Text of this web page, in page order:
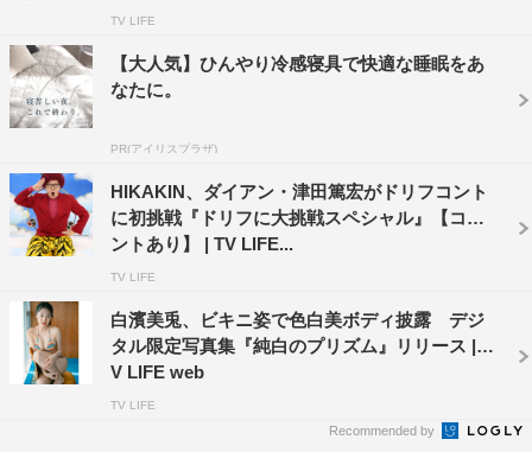
TV LIFE
【大人気】ひんやり冷感寝具で快適な睡眠をあ
なたに。
PR(アイリスプラザ)
HIKAKIN、ダイアン・津田篤宏がドリフコント
に初挑戦『ドリフに大挑戦スペシャル』【コメ
ントあり】 | TV LIFE...
TV LIFE
白濱美兎、ビキニ姿で色白美ボディ披露 デジ
タル限定写真集『純白のプリズム』リリース | T
V LIFE web
TV LIFE
Recommended by